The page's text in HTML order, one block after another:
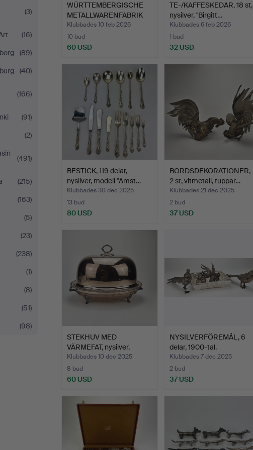
(3)
(16)
(89)
(40)
(166)
(91)
(2)
(491)
(215)
(163)
(5)
(23)
(238)
(1)
(8)
(51)
(98)
WÜRTTEMBERGISCHE
METALLWARENFABRIK
(WMF). …
Klubbades 10 feb 2026
10 bud
60 USD
TE-/KAFFESKEDAR, 18 st,
nysilver, "Birgitt…
Klubbades 6 feb 2026
1 bud
32 USD
BESTICK, 119 delar,
nysilver, modell "Amst…
Klubbades 30 dec 2025
13 bud
80 USD
BORDSDEKORATIONER,
2 st, vitmetall, tuppar…
Klubbades 21 dec 2025
2 bud
37 USD
STEKHUV MED
VÄRMEFAT, nysilver,
England.
Klubbades 10 dec 2025
8 bud
60 USD
NYSILVERFÖREMÅL, 6
delar, 1900-tal.
Klubbades 7 dec 2025
2 bud
37 USD